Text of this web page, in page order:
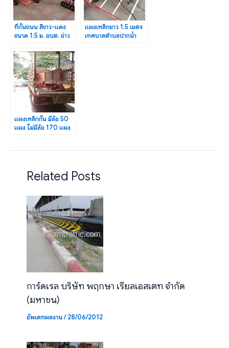
ที่กั้นถนน สีขาว-แดง
ขนาด 1.5 ม. อบต. อ่าว
แผงเหล็กยาว 1.5 เมตร
เทศบาลตำบลปากน้ำ
แผงเหล็กกั้น มีล้อ 50
แผง ไม่มีล้อ 170 แผง
Related Posts
การ์ดเรล บริษัท พฤกษา เรียลเอสเตท จำกัด
(มหาชน)
อัพเดทผลงาน/28/06/2012